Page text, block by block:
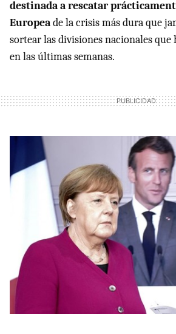
destinada a rescatar
Europeade la crisis más dura que
sortear las divisiones nacionales que
en las últimas semanas.